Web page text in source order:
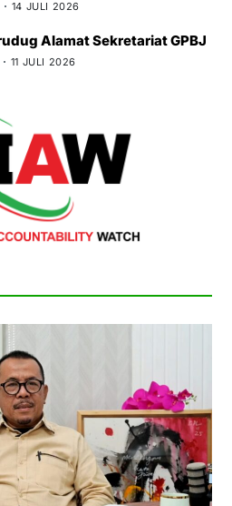
14 JULI 2026
Alamat Sekretariat GPBJ
11 JULI 2026